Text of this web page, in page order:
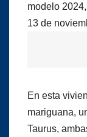
modelo
13 de
En esta
mariguana,
Taurus,